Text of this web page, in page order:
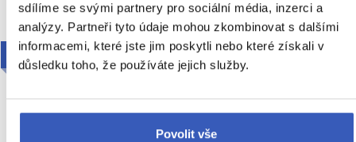
sdílíme se svými partnery pro sociální média, inzerci a
analýzy. Partneři tyto údaje mohou zkombinovat s dalšími
informacemi, které jste jim poskytli nebo které získali v
důsledku toho, že používáte jejich služby.
Povolit vše
2027